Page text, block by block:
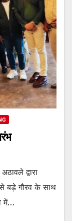
द्वारा
बड़े गौरव के साथ
में…